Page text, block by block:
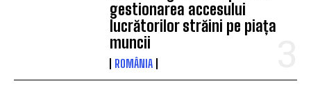
gestionarea accesului
lucrătorilor străini pe piața
muncii
ROMÂNIA